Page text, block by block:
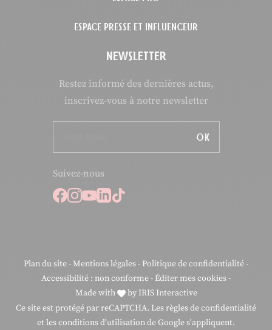
ESPACE PRESSE ET INFLUENCEUR
NEWSLETTER
Restez informé des dernières actus,
inscrivez-vous à notre newsletter
OK
Suivez-nous
Suivez-nous sur Facebook
Suivez-nous sur Instagram
Suivez-nous sur Youtube
Suivez-nous sur
Suivez-nous sur Tiktok
Plan du site-Mentions légales- Politique de confidentialité-
Accessibilité : non conforme-Éditer mes cookies-
Made with
by IRIS Interactive
Ce site est protégé par reCAPTCHA. Lesrègles de confidentialité
et lesconditions d'utilisationde Google s'appliquent.